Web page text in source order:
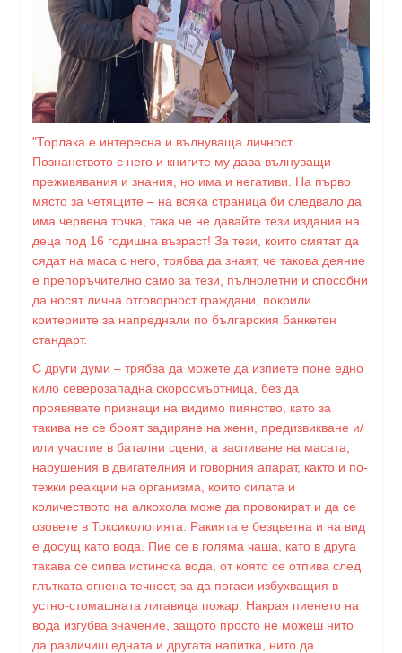
"Торлака е интересна и вълнуваща личност.
Познанството с него и книгите му дава вълнуващи
преживявания и знания, но има и негативи. На първо
място за четящите – на всяка страница би следвало да
има червена точка, така че не давайте тези издания на
деца под 16 годишна възраст! За тези, които смятат да
сядат на маса с него, трябва да знаят, че такова деяние
е препоръчително само за тези, пълнолетни и способни
да носят лична отговорност граждани, покрили
критериите за напреднали по българския банкетен
стандарт.
С други думи – трябва да можете да изпиете поне едно
кило северозападна скоросмъртница, без да
проявявате признаци на видимо пиянство, като за
такива не се броят задиряне на жени, предизвикване и/
или участие в батални сцени, а заспиване на масата,
нарушения в двигателния и говорния апарат, както и по-
тежки реакции на организма, които силата и
количеството на алкохола може да провокират и да се
озовете в Токсикологията. Ракията е безцветна и на вид
е досущ като вода. Пие се в голяма чаша, като в друга
такава се сипва истинска вода, от която се отпива след
глътката огнена течност, за да погаси избухващия в
устно-стомашната лигавица пожар. Накрая пиенето на
вода изгубва значение, защото просто не можеш нито
да различиш едната и другата напитка, нито да